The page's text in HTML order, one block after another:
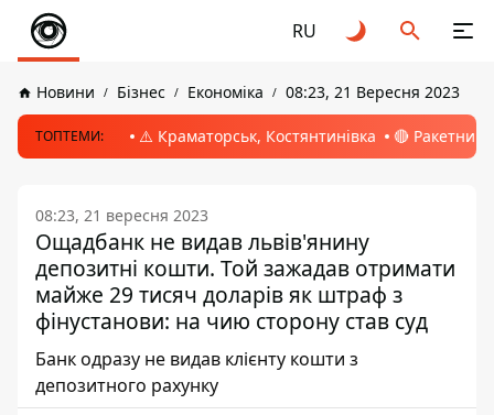
RU
Новини Бізнес Економіка 08:23, 21 Вересня 2023
ТОПТЕМИ: ⚠️ Краматорськ, Костянтинівка 🔴 Ракетний
08:23, 21 вересня 2023
Ощадбанк не видав львів'янину
депозитні кошти. Той зажадав отримати
майже 29 тисяч доларів як штраф з
фінустанови: на чию сторону став суд
Банк одразу не видав клієнту кошти з
депозитного рахунку